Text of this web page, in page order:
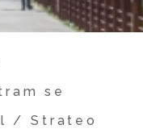
se
/ Strateo